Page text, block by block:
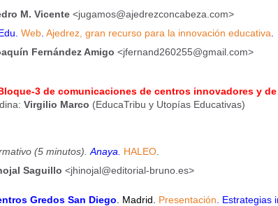
M. Vicente <jugamos@ajedrezconcabeza.com>
Web. Ajedrez, gran recurso para la innovación educativa.
Fernández Amigo <jfernand260255@gmail.com>
3 de comunicaciones de centros innovadores y
Virgilio Marco (EducaTribu y Utopías Educativas)
(5 minutos). Anaya. HALEO.
Saguillo <jhinojal@editorial-bruno.es>
Gredos San Diego Madrid. Presentación . Estrategias